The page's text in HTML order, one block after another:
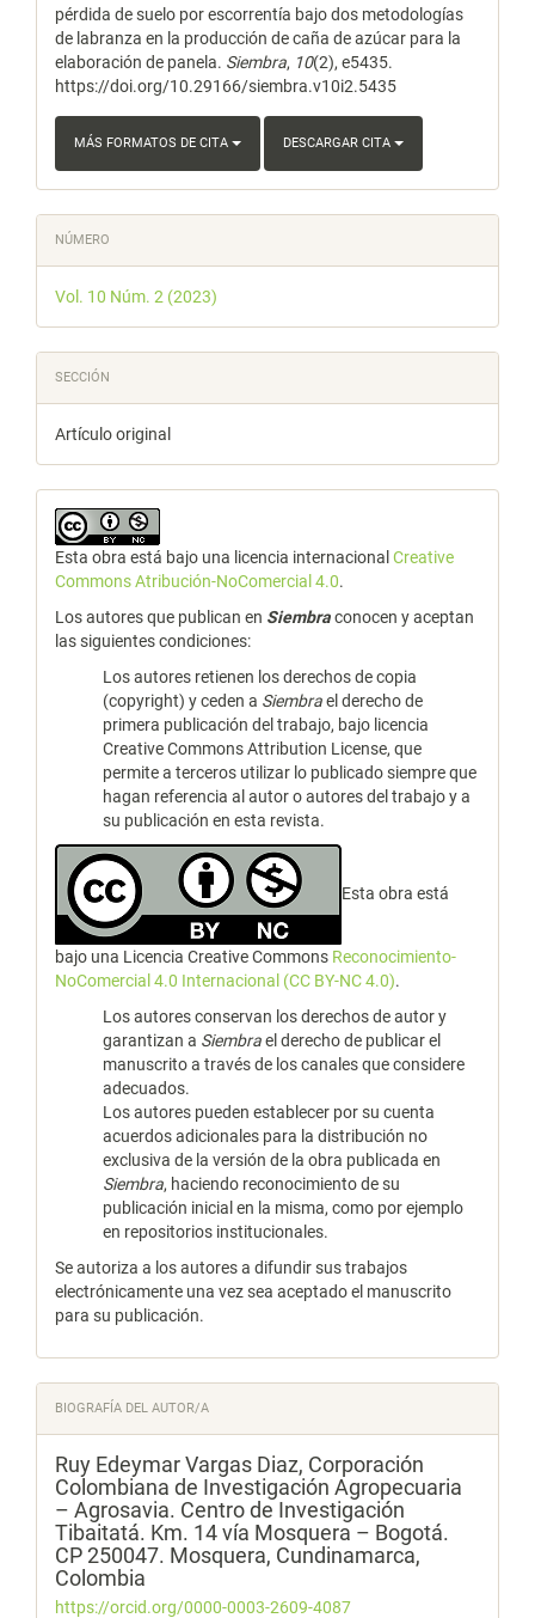
pérdida de suelo por escorrentía bajo dos metodologías
de labranza en la producción de caña de azúcar para la
elaboración de panela. Siembra, 10(2), e5435.
https://doi.org/10.29166/siembra.v10i2.5435
MÁS FORMATOS DE CITA DESCARGAR CITA
NÚMERO
Vol. 10 Núm. 2 (2023)
SECCIÓN
Artículo original
Esta obra está bajo una licencia internacionalCreative
Commons Atribución-NoComercial 4.0.
Los autores que publican en Siembraconocen y aceptan
las siguientes condiciones:
Los autores retienen los derechos de copia
(copyright) y ceden a Siembrael derecho de
primera publicación del trabajo, bajo licencia
Creative Commons Attribution License, que
permite a terceros utilizar lo publicado siempre que
hagan referencia al autor o autores del trabajo y a
su publicación en esta revista.
Esta obra está
bajo una Licencia Creative Commons Reconocimiento-
NoComercial 4.0 Internacional (CC BY-NC 4.0).
Los autores conservan los derechos de autor y
garantizan a Siembrael derecho de publicar el
manuscrito a través de los canales que considere
adecuados.
Los autores pueden establecer por su cuenta
acuerdos adicionales para la distribución no
exclusiva de la versión de la obra publicada en
Siembra, haciendo reconocimiento de su
publicación inicial en la misma, como por ejemplo
en repositorios institucionales.
Se autoriza a los autores a difundir sus trabajos
electrónicamente una vez sea aceptado el manuscrito
para su publicación.
BIOGRAFÍA DEL AUTOR/A
Ruy Edeymar Vargas Diaz, Corporación
Colombiana de Investigación Agropecuaria
– Agrosavia. Centro de Investigación
Tibaitatá. Km. 14 vía Mosquera – Bogotá.
CP 250047. Mosquera, Cundinamarca,
Colombia
https://orcid.org/0000-0003-2609-4087